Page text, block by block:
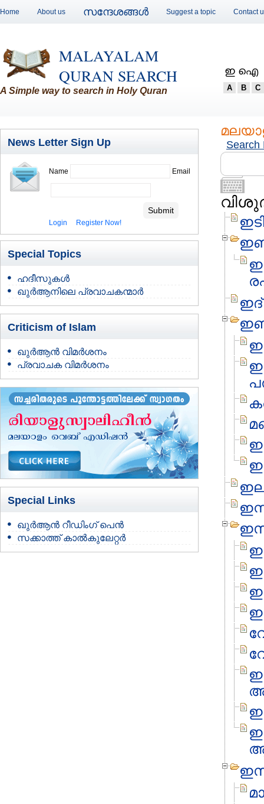
Home About us സന്ദേശങ്ങള്‍ Suggest a topic Contact
MALAYALAM
QURAN SEARCH
A Simple way to search in Holy Quran
ഇ ഐ
A B C
News Letter Sign Up
Name Email
Login Register Now!
Special Topics
ഹദീസുകള്‍
ഖുര്‍ആനിലെ പ്രവാചകന്മാര്‍
Criticism of Islam
ഖുര്‍ആന്‍ വിമര്‍ശനം
പ്രവാചക വിമര്‍ശനം
Special Links
ഖുർആൻ റീഡിംഗ് പെൻ
സക്കാത്ത് കാൽകുലേറ്റർ
Search